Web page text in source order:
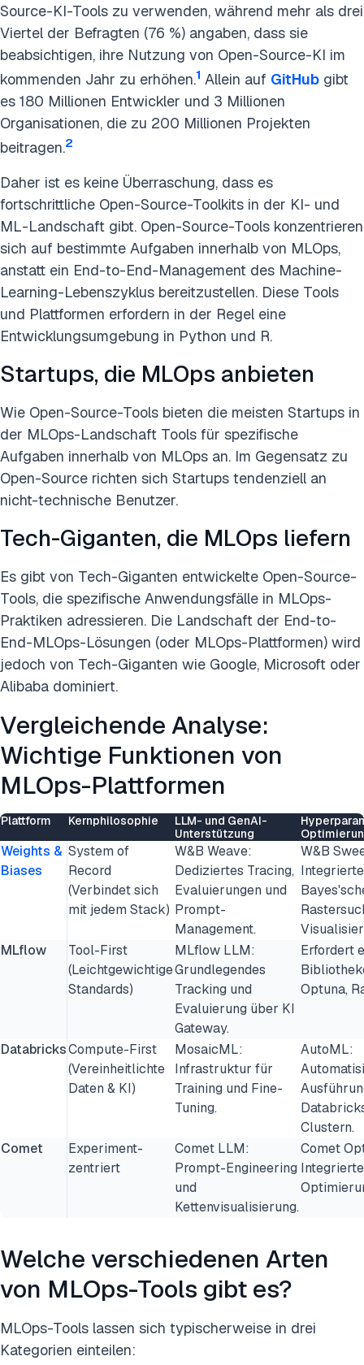
Source-KI-Tools zu verwenden, während mehr als drei
Viertel der Befragten (76 %) angaben, dass sie
beabsichtigen, ihre Nutzung von Open-Source-KI im
kommenden Jahr zu erhöhen.1 Allein auf GitHub gibt
es 180 Millionen Entwickler und 3 Millionen
Organisationen, die zu 200 Millionen Projekten
beitragen.2
Daher ist es keine Überraschung, dass es
fortschrittliche Open-Source-Toolkits in der KI- und
ML-Landschaft gibt. Open-Source-Tools konzentrieren
sich auf bestimmte Aufgaben innerhalb von MLOps,
anstatt ein End-to-End-Management des Machine-
Learning-Lebenszyklus bereitzustellen. Diese Tools
und Plattformen erfordern in der Regel eine
Entwicklungsumgebung in Python und R.
Startups, die MLOps anbieten
Wie Open-Source-Tools bieten die meisten Startups in
der MLOps-Landschaft Tools für spezifische
Aufgaben innerhalb von MLOps an. Im Gegensatz zu
Open-Source richten sich Startups tendenziell an
nicht-technische Benutzer.
Tech-Giganten, die MLOps liefern
Es gibt von Tech-Giganten entwickelte Open-Source-
Tools, die spezifische Anwendungsfälle in MLOps-
Praktiken adressieren. Die Landschaft der End-to-
End-MLOps-Lösungen (oder MLOps-Plattformen) wird
jedoch von Tech-Giganten wie Google, Microsoft oder
Alibaba dominiert.
Vergleichende Analyse:
Wichtige Funktionen von
MLOps-Plattformen
Plattform Kernphilosophie
LLM- und GenAI-
Unterstützung
Weights &
Biases
System of
Record
(Verbindet sich
mit jedem Stack)
W&B Weave:
Dediziertes Tracing,
Evaluierungen und
Prompt-
Management.
W&B
Integrierte
MLflow
Tool-First
(Leichtgewichtige
Standards)
MLflow LLM:
Grundlegendes
Tracking und
Evaluierung über KI
Gateway.
Erfordert
Optuna,
DatabricksCompute-First
(Vereinheitlichte
Daten & KI)
MosaicML:
Infrastruktur für
Training und Fine-
Tuning.
AutoML:
Clustern.
Comet
Experiment-
zentriert
Comet LLM:
Prompt-Engineering
und
Kettenvisualisierung.
Comet
Welche verschiedenen Arten
von MLOps-Tools gibt es?
MLOps-Tools lassen sich typischerweise in drei
Kategorien einteilen: